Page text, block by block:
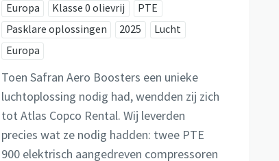
Europa
Klasse 0 olievrij
PTE
Pasklare oplossingen
2025
Lucht
Europa
Toen Safran Aero Boosters een unieke
luchtoplossing nodig had, wendden zij zich
tot Atlas Copco Rental. Wij leverden
precies wat ze nodig hadden: twee PTE
900 elektrisch aangedreven compressoren